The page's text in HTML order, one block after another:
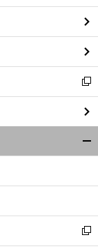
ン
ド
ウ
で
開
く
新
し
い
ウ
ィ
ン
ウ
開
く
新